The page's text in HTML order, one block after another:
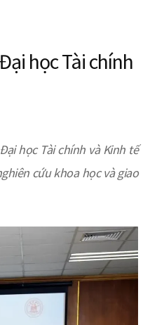
học Tài chính
học Tài chính và Kinh tế
cứu khoa học và giao